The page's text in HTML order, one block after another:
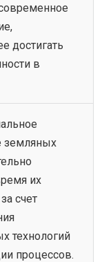
достигать
в
земляных
их
счет
технологий
процессов.